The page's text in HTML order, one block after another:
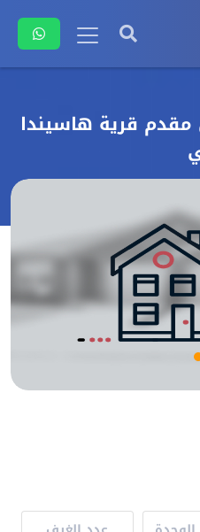
130م بأقل مقدم قرية هاسيندا